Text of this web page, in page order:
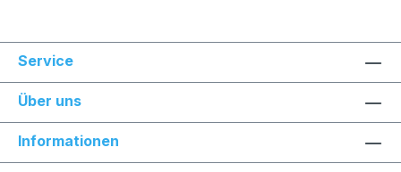
Service
Über uns
Informationen